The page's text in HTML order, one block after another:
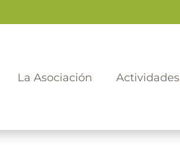
La Asociación Actividades